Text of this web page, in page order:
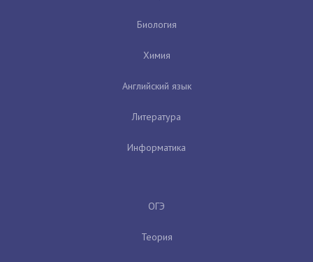
Биология
Химия
Английский язык
Литература
Информатика
ОГЭ
Теория